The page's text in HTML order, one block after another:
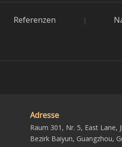
Referenzen |
Adresse
Raum 301, Nr. 5, East Lane,
Bezirk Baiyun, Guangzhou,